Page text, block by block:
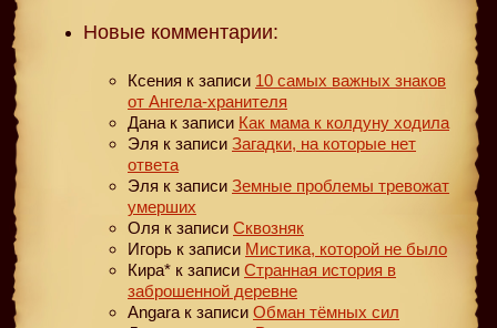
Новые комментарии:
Ксения к записи 10 самых важных знаков
от Ангела-хранителя
Дана к записи Как мама к колдуну ходила
Эля к записи Загадки, на которые нет
ответа
Эля к записи Земные проблемы тревожат
умерших
Оля к записи Сквозняк
Игорь к записи Мистика, которой не было
Кира* к записи Странная история в
заброшенной деревне
Angara к записи Обман тёмных сил